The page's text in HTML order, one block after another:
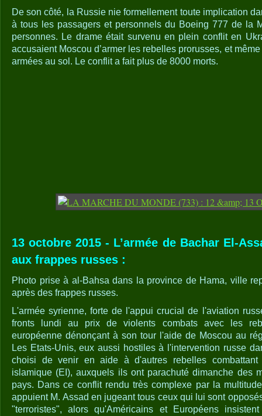
De son côté, la Russie nie formellement toute implication
à tous les passagers et personnels du Boeing 777 de la
personnes. Le drame était survenu en plein conflit en
accusaient Moscou d’armer les rebelles prorusses, et
armées au sol. Le conflit a fait plus de 8000 morts.
13 octobre 2015 - L’armée de Bachar El-
aux frappes russes :
Photo prise à al-Bahsa dans la province de Hama, ville
après des frappes russes.
L'armée syrienne, forte de l'appui crucial de l'aviation
fronts lundi au prix de violents combats avec les
européenne dénonçant à son tour l'aide de Moscou au
Les Etats-Unis, eux aussi hostiles à l'intervention russe
choisi de venir en aide à d'autres rebelles
islamique (EI), auxquels ils ont parachuté dimanche des
pays. Dans ce conflit rendu très complexe par la
appuient M. Assad en jugeant tous ceux qui lui sont
"terroristes", alors qu'Américains et Européens